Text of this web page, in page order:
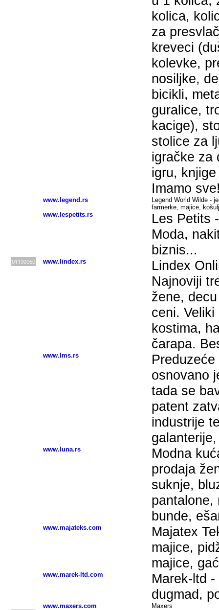
kolica,
za
kreveci
kolevke,
nosiljke,
bicikli,
guralice,
kacige),
stolice za
igračke za
igru,
Imamo
www.legend.rs
Legend World Wilde -
farmerke, majice,
www.lespetits.rs
Les Petits
Moda,
biznis...
01190060 www.lindex.rs
Lindex
Najnoviji
žene,
ceni.
kostima,
čarapa.
www.lms.rs
osnovano
tada se
patent
industrije
www.luna.rs
Modna
prodaja
suknje,
pantalone,
bunde,
www.majateks.com
Majatex
majice,
majice,
www.marek-ltd.com
Marek-ltd
dugmad,
www.maxers.com
Maxers